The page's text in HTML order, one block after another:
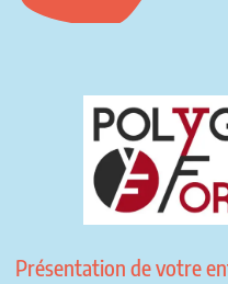
Présentation de votre